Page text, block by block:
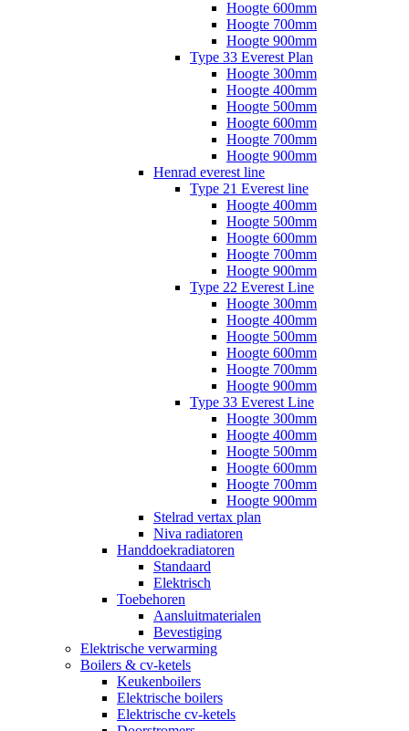
Hoogte 600mm
Hoogte 700mm
Hoogte 900mm
Type 33 Everest Plan
Hoogte 300mm
Hoogte 400mm
Hoogte 500mm
Hoogte 600mm
Hoogte 700mm
Hoogte 900mm
Henrad everest line
Type 21 Everest line
Hoogte 400mm
Hoogte 500mm
Hoogte 600mm
Hoogte 700mm
Hoogte 900mm
Type 22 Everest Line
Hoogte 300mm
Hoogte 400mm
Hoogte 500mm
Hoogte 600mm
Hoogte 700mm
Hoogte 900mm
Type 33 Everest Line
Hoogte 300mm
Hoogte 400mm
Hoogte 500mm
Hoogte 600mm
Hoogte 700mm
Hoogte 900mm
Stelrad vertax plan
Niva radiatoren
Handdoekradiatoren
Standaard
Elektrisch
Toebehoren
Aansluitmaterialen
Bevestiging
Elektrische verwarming
Boilers & cv-ketels
Keukenboilers
Elektrische boilers
Elektrische cv-ketels